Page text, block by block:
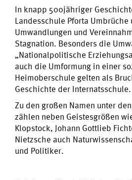
In knapp 500jähriger
Landesschule Pforta
Umwandlungen und
Stagnation. Besonders die
„Nationalpolitische
auch die Umformung in einer
Heimoberschule gelten als
Geschichte der Internatsschule.
Zu den großen Namen unter
zählen neben Geistesgrößen
Klopstock, Johann Gottlieb
Nietzsche auch
und Politiker.